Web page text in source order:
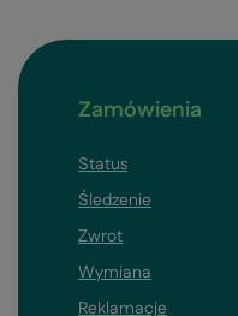
Zamówienia
Status
Śledzenie
Zwrot
Wymiana
Reklamacje